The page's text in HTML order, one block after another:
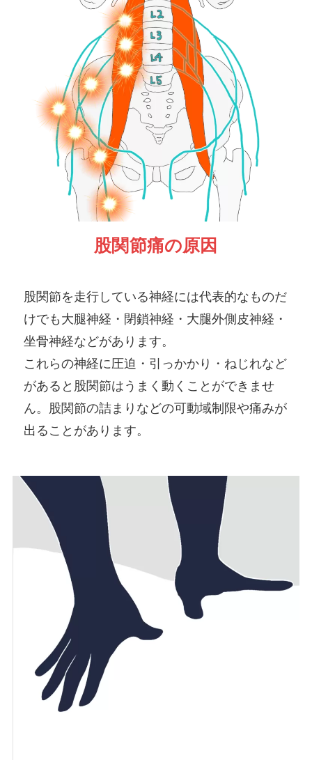
股関節痛の原因
股関節を走行している神経には代表的なものだ
けでも大腿神経・閉鎖神経・大腿外側皮神経・
坐骨神経などがあります。
これらの神経に圧迫・引っかかり・ねじれなど
があると股関節はうまく動くことができませ
ん。股関節の詰まりなどの可動域制限や痛みが
出ることがあります。